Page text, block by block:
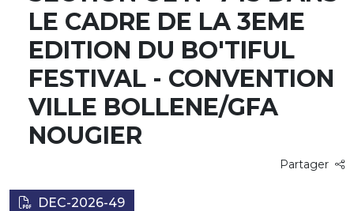
LE CADRE DE LA 3EME
EDITION DU BO'TIFUL
FESTIVAL - CONVENTION
VILLE BOLLENE/GFA
NOUGIER
Partager
DEC-2026-49